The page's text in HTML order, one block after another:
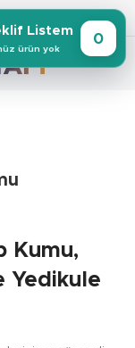
Kumu,
Yedikule
Listem
ürün yok
0